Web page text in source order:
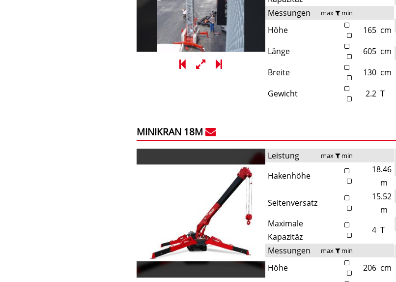
Messungen
max min
Höhe 165 cm
Länge
605 cm
Breite
130 cm
Gewicht
2.2 T
MINIKRAN 18M
Leistung max min
Hakenhöhe
18.46
m
Seitenversatz
15.52
m
Maximale
Kapazitäz
4 T
Messungen
max min
Höhe 206 cm